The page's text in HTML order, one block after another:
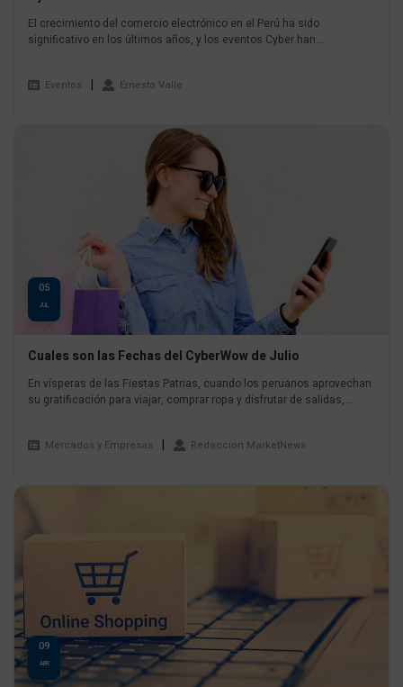
El crecimiento del comercio electrónico en el Perú ha sido
significativo en los últimos años, y los eventos Cyber han...
Eventos Ernesto Valle
05
JUL
Cuales son las Fechas del CyberWow de Julio
En vísperas de las Fiestas Patrias, cuando los peruanos aprovechan
su gratificación para viajar, comprar ropa y disfrutar de salidas,...
Mercados y Empresas Redaccion MarketNews
09
ABR